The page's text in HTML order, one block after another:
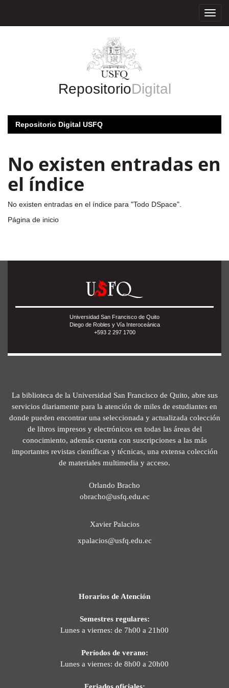
RepositorioDigital
Repositorio Digital USFQ
No existen entradas en
el índice
No existen entradas en el índice para "Todo DSpace".
Página de inicio
Universidad San Francisco de Quito
Diego de Robles y Vía Interoceánica
+593 2 297 1700
La biblioteca de la Universidad San Francisco de Quito, abre sus
servicios diariamente para la atención de miles de estudiantes en
donde pueden encontrar una seleccionada y actualizada colección
de libros impresos y electrónicos en todas las áreas del
conocimiento, además cuenta con suscripciones a las más
importantes revistas científicas y técnicas, una extensa colección
de materiales multimedia y acceso.
Orlando Bracho
obracho@usfq.edu.ec
Xavier Palacios
xpalacios@usfq.edu.ec
Horarios de Atención
Semestres regulares:
Lunes a viernes: de 7h00 a 21h00
Períodos de verano:
Lunes a viernes: de 8h00 a 20h00
Feriados oficiales: